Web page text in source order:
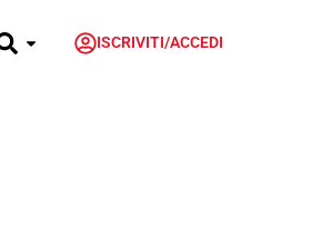
ISCRIVITI/ACCEDI